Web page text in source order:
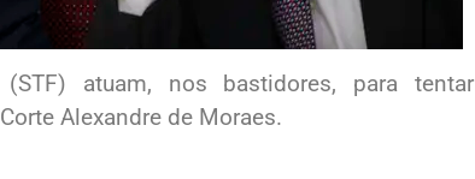
atuam, nos bastidores, para tentar
Alexandre de Moraes.